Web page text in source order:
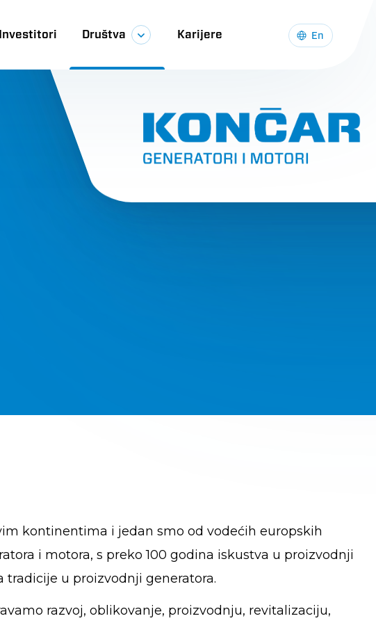
Investitori Društva Karijere En
kontinentima i jedan smo od vodećih europskih
i motora, s preko 100 godina iskustva u proizvodnji
tradicije u proizvodnji generatora.
razvoj, oblikovanje, proizvodnju, revitalizaciju,